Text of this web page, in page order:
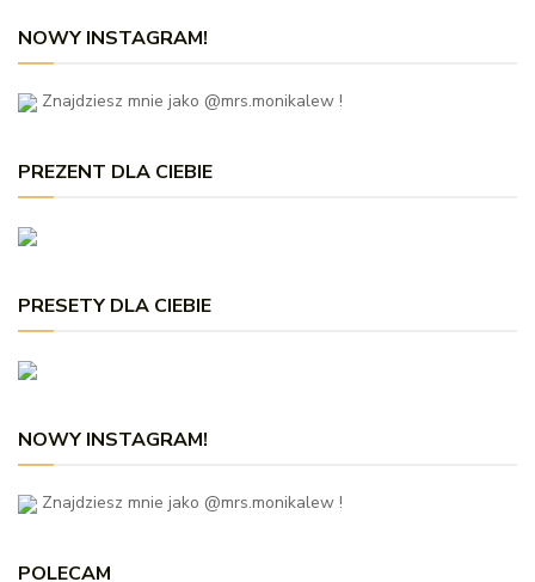
NOWY INSTAGRAM!
Znajdziesz mnie jako @mrs.monikalew !
PREZENT DLA CIEBIE
PRESETY DLA CIEBIE
NOWY INSTAGRAM!
Znajdziesz mnie jako @mrs.monikalew !
POLECAM